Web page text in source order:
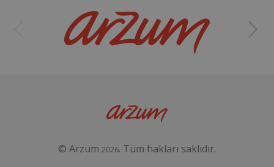
© Arzum 2026. Tüm hakları saklıdır.